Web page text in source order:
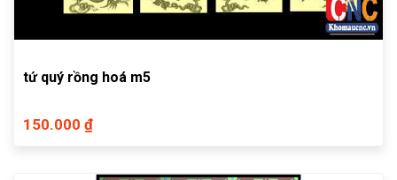
tứ quý rồng hoá m5
150.000 ₫